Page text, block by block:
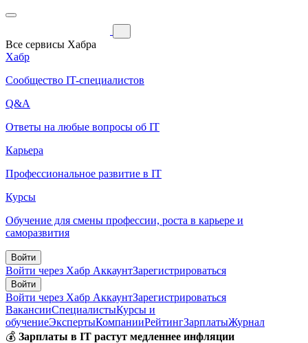
Все сервисы Хабра
Хабр
Сообщество IT-специалистов
Q&A
Ответы на любые вопросы об IT
Карьера
Профессиональное развитие в IT
Курсы
Обучение для смены профессии, роста в карьере и
саморазвития
Войти
Войти через Хабр АккаунтЗарегистрироваться
Войти
Войти через Хабр АккаунтЗарегистрироваться
ВакансииСпециалистыКурсы и
обучениеЭкспертыКомпанииРейтингЗарплатыЖурнал
💰 Зарплаты в IT растут медленнее инфляции